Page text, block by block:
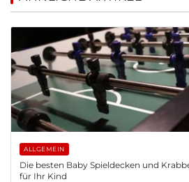
ALLGEMEIN
Die besten Baby Spieldecken und
für Ihr Kind